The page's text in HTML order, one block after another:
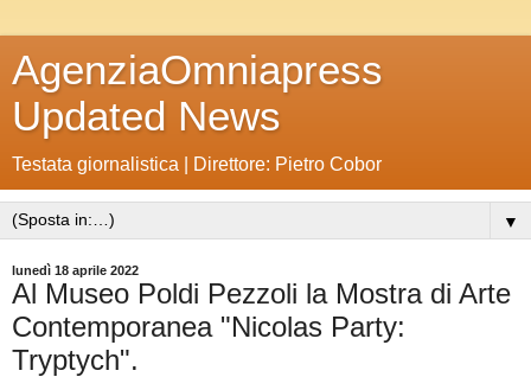
AgenziaOmniapress
Updated News
Testata giornalistica | Direttore: Pietro Cobor
▼
lunedì 18 aprile 2022
Al Museo Poldi Pezzoli la Mostra di Arte
Contemporanea "Nicolas Party:
Tryptych".